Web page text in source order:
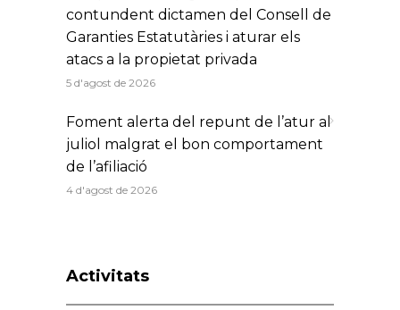
contundent dictamen del Consell de
Garanties Estatutàries i aturar els
atacs a la propietat privada
5 d'agost de 2026
Foment alerta del repunt de l’atur al
juliol malgrat el bon comportament
de l’afiliació
4 d'agost de 2026
Activitats